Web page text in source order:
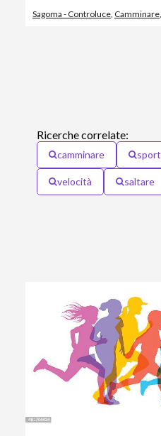
Sagoma - Controluce Camminare
Ricerche correlate:
camminare sport
velocità saltare